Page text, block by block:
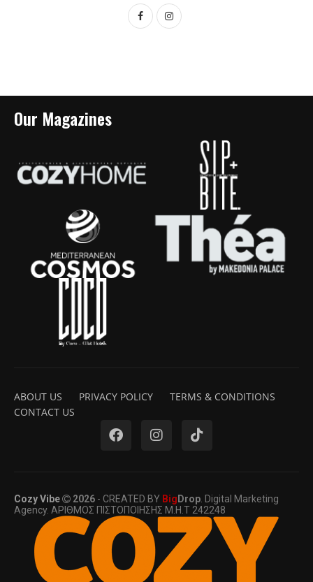
Our Magazines
ABOUT US PRIVACY POLICY
TERMS & CONDITIONS
CONTACT US
Cozy Vibe 2026 - CREATED BY Big Drop. Digital Marketing
Agency. ΑΡΙΘΜΟΣ ΠΙΣΤΟΠΟΙΗΣΗΣ Μ.Η.Τ 242248